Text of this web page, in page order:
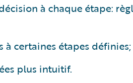
à chaque étape:
certaines étapes
plus intuitif.